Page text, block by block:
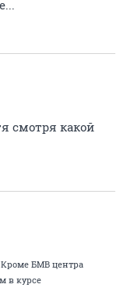
смотря какой
БМВ центра
в курсе